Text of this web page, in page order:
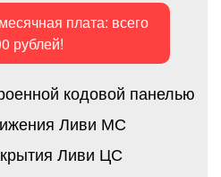
плата: всего
рублей!
кодовой панелью
Ливи МС
Ливи ЦС